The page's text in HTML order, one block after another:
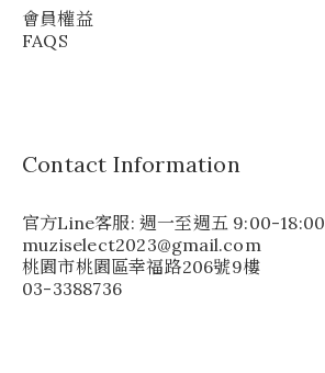
會員權益
FAQS
Contact Information
官方Line客服: 週一至週五 9:00-18:00
muziselect2023@gmail.com
桃園市桃園區幸福路206號9樓
03-3388736